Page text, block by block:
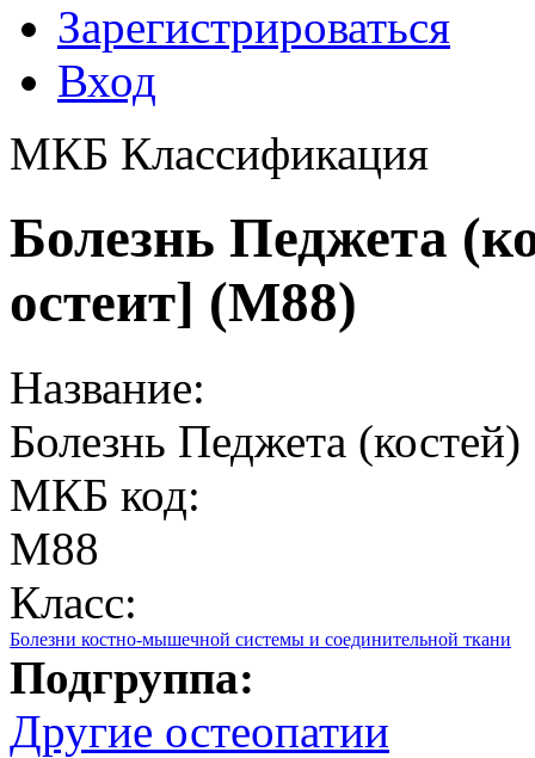
Зарегистрироваться
Вход
МКБ Классификация
Болезнь Педжета
остеит] (M88)
Название:
Болезнь Педжета
МКБ код:
M88
Класс:
Болезни костно-мышечной системы и соединительной ткани
Подгруппа:
Другие остеопатии